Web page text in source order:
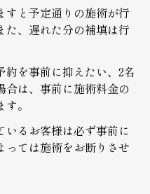
すと予定通りの施術が行
た、遅れた分の補填は行
を事前に抑えたい、2名
は、事前に施術料金の
。
いるお客様は必ず事前に
っては施術をお断りさせ